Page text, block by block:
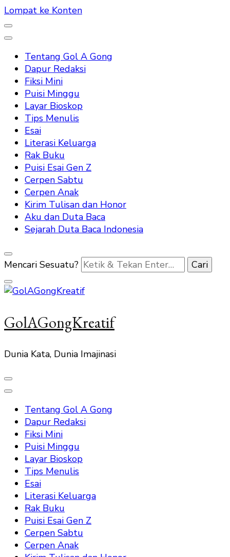
Lompat ke Konten
Tentang Gol A Gong
Dapur Redaksi
Fiksi Mini
Puisi Minggu
Layar Bioskop
Tips Menulis
Esai
Literasi Keluarga
Rak Buku
Puisi Esai Gen Z
Cerpen Sabtu
Cerpen Anak
Kirim Tulisan dan Honor
Aku dan Duta Baca
Sejarah Duta Baca Indonesia
Mencari Sesuatu?
GolAGongKreatif
Dunia Kata, Dunia Imajinasi
Tentang Gol A Gong
Dapur Redaksi
Fiksi Mini
Puisi Minggu
Layar Bioskop
Tips Menulis
Esai
Literasi Keluarga
Rak Buku
Puisi Esai Gen Z
Cerpen Sabtu
Cerpen Anak